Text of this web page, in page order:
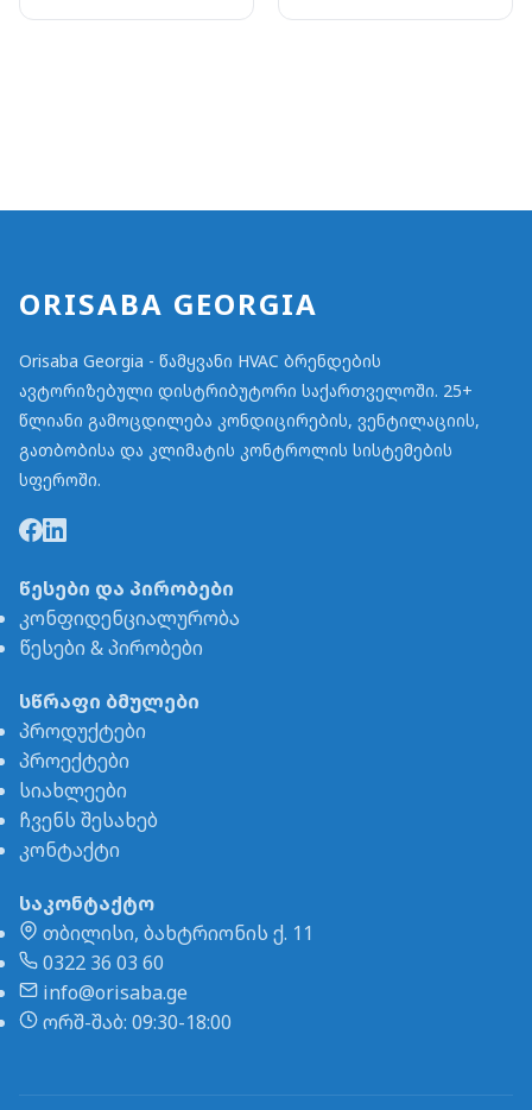
ORISABA GEORGIA
Orisaba Georgia - წამყვანი HVAC ბრენდების
ავტორიზებული დისტრიბუტორი საქართველოში. 25+
წლიანი გამოცდილება კონდიცირების, ვენტილაციის,
გათბობისა და კლიმატის კონტროლის სისტემების
სფეროში.
წესები და პირობები
კონფიდენციალურობა
წესები & პირობები
სწრაფი ბმულები
პროდუქტები
პროექტები
სიახლეები
ჩვენს შესახებ
კონტაქტი
საკონტაქტო
თბილისი, ბახტრიონის ქ. 11
0322 36 03 60
info@orisaba.ge
ორშ-შაბ: 09:30-18:00